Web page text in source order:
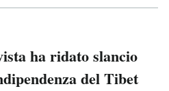
ha ridato slancio
del Tibet